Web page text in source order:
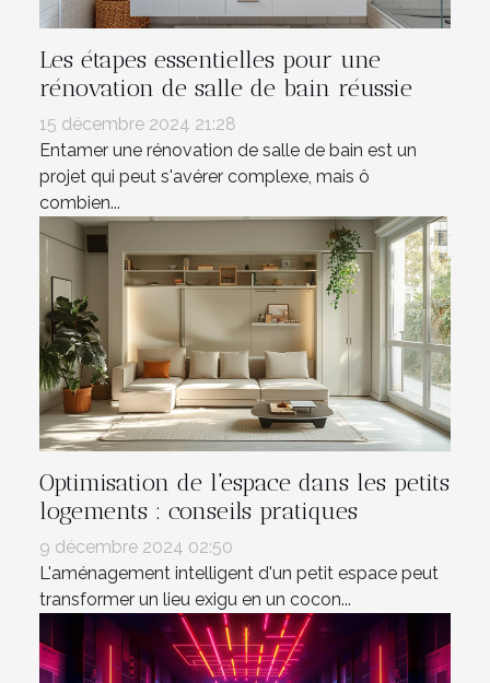
Les étapes essentielles pour une
rénovation de salle de bain réussie
15 décembre 2024 21:28
Entamer une rénovation de salle de bain est un
projet qui peut s'avérer complexe, mais ô
combien...
Optimisation de l'espace dans les petits
logements : conseils pratiques
9 décembre 2024 02:50
L'aménagement intelligent d'un petit espace peut
transformer un lieu exigu en un cocon...